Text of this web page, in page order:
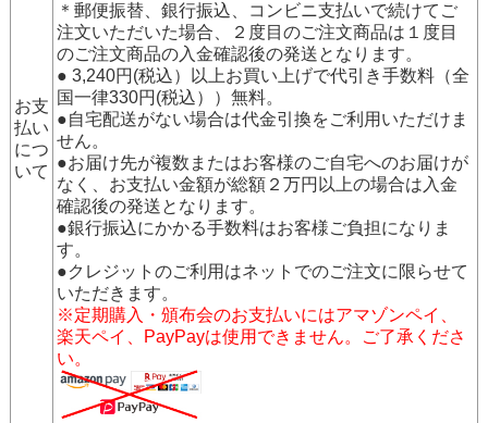
お支
払い
につ
いて
＊郵便振替、銀行振込、コンビニ支払いで続けてご
注文いただいた場合、２度目のご注文商品は１度目
のご注文商品の入金確認後の発送となります。
● 3,240円(税込）以上お買い上げで代引き手数料（全
国一律330円(税込））無料。
●自宅配送がない場合は代金引換をご利用いただけま
せん。
●お届け先が複数またはお客様のご自宅へのお届けが
なく、お支払い金額が総額２万円以上の場合は入金
確認後の発送となります。
●銀行振込にかかる手数料はお客様ご負担になりま
す。
●クレジットのご利用はネットでのご注文に限らせて
いただきます。
※定期購入・頒布会のお支払いにはアマゾンペイ、
楽天ペイ、PayPayは使用できません。ご了承くださ
い。